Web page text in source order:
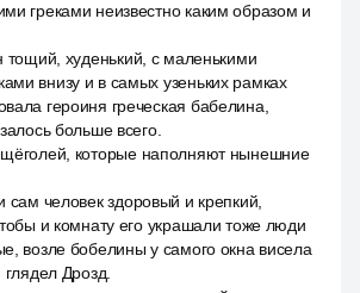
греками неизвестно каким образом и
тощий, худенький, с маленькими
внизу и в самых узеньких рамках
героиня греческая бабелина,
больше всего.
которые наполняют нынешние
сам человек здоровый и крепкий,
и комнату его украшали тоже люди
возле бобелины у самого окна висела
глядел Дрозд.